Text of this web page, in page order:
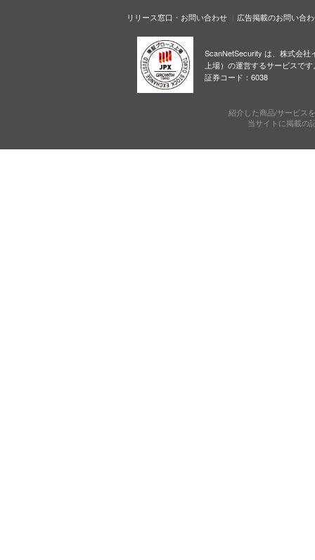
リリース窓口・お問い合わせ 広告掲載のお問い合
ScanNetSecurity は、株式会社
上場）の運営するサービスです
証券コード：6038
紹介した商品/サービス
当サイトに掲載の